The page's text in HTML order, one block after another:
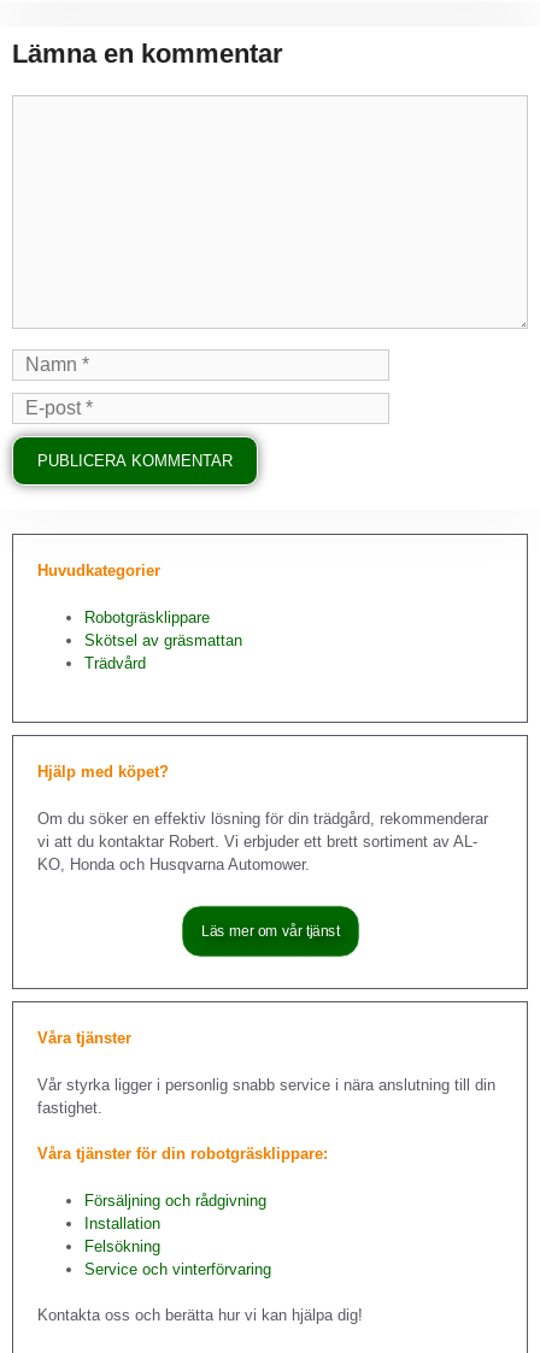
Lämna en kommentar
Huvudkategorier
Robotgräsklippare
Skötsel av gräsmattan
Trädvård
Hjälp med köpet?
Om du söker en effektiv lösning för din trädgård, rekommenderar
vi att du kontaktar Robert. Vi erbjuder ett brett sortiment av AL-
KO, Honda och Husqvarna Automower.
Läs mer om vår tjänst
Våra tjänster
Vår styrka ligger i personlig snabb service i nära anslutning till din
fastighet.
Våra tjänster för din robotgräsklippare:
Försäljning och rådgivning
Installation
Felsökning
Service och vinterförvaring
Kontakta oss och berätta hur vi kan hjälpa dig!